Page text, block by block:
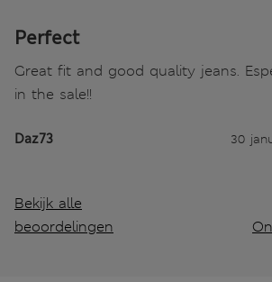
Perfect
Great fit and good quality jeans.
in the sale!!
Daz73 30
Bekijk alle
beoordelingen